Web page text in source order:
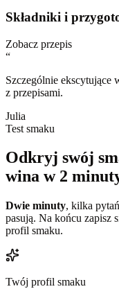
Składniki i
Zobacz przepis
“
Szczególnie ekscytujące
z przepisami.
Julia
Test smaku
Odkryj swój
wina w 2
Dwie minuty, kilka
pasują. Na końcu zapisz
profil smaku.
Twój profil smaku